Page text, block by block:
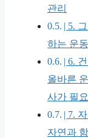
관리
| 5.
하는 운
| 6.
올바른
사가 필
| 7.
자연과